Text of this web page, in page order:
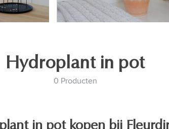
Hydroplant in pot
0 Producten
in pot kopen bij